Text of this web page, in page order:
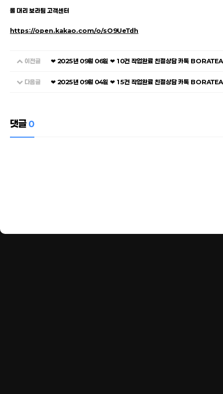
롤 대리 보라팀 고객센터
https://open.kakao.com/o/sO9UeTdh
이전글 ❤ 2025년 09월 06일 ❤ 10건 작업완료 친절상담 카톡
다음글 ❤ 2025년 09월 04일 ❤ 15건 작업완료 친절상담 카톡
댓글 0